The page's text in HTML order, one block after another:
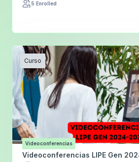
5 Enrolled
Curso
Videoconferencias
Videoconferencias LIPE Gen